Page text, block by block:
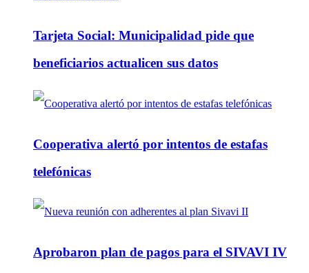
Tarjeta Social: Municipalidad pide que
beneficiarios actualicen sus datos
Cooperativa alertó por intentos de estafas
telefónicas
Aprobaron plan de pagos para el SIVAVI IV